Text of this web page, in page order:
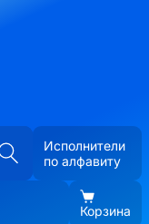
Исполнители
по алфавиту
Корзина